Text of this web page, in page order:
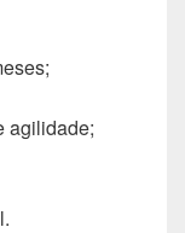
agilidade;